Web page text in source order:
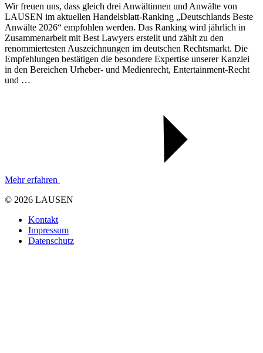
Wir freuen uns, dass gleich drei Anwältinnen und Anwälte von
LAUSEN im aktuellen Handelsblatt-Ranking „Deutschlands Beste
Anwälte 2026“ empfohlen werden. Das Ranking wird jährlich in
Zusammenarbeit mit Best Lawyers erstellt und zählt zu den
renommiertesten Auszeichnungen im deutschen Rechtsmarkt. Die
Empfehlungen bestätigen die besondere Expertise unserer Kanzlei
in den Bereichen Urheber- und Medienrecht, Entertainment-Recht
und …
Mehr erfahren
© 2026 LAUSEN
Kontakt
Impressum
Datenschutz